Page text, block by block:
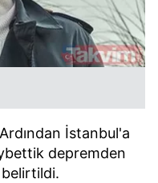
İstanbul'a
depremden